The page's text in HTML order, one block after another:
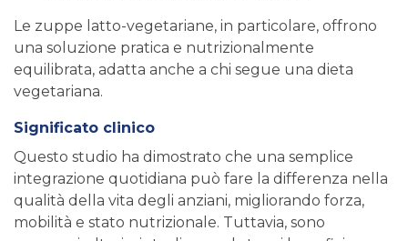
Le zuppe latto-vegetariane, in particolare, offrono
una soluzione pratica e nutrizionalmente
equilibrata, adatta anche a chi segue una dieta
vegetariana.
Significato clinico
Questo studio ha dimostrato che una semplice
integrazione quotidiana può fare la differenza nella
qualità della vita degli anziani, migliorando forza,
mobilità e stato nutrizionale. Tuttavia, sono